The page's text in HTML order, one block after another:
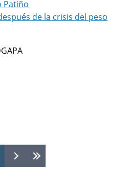
Patiño
de la crisis del peso